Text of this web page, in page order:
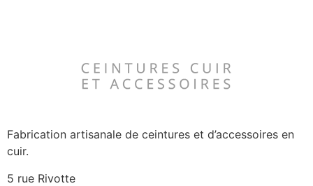
Fabrication artisanale de ceintures et d’accessoires en
cuir.
5 rue Rivotte